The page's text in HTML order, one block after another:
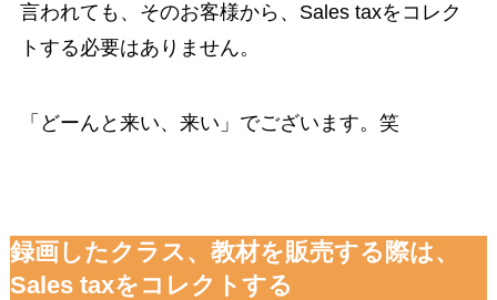
言われても、そのお客様から、Sales taxをコレク
トする必要はありません。
「どーんと来い、来い」でございます。笑
録画したクラス、教材を販売する際は、
Sales taxをコレクトする